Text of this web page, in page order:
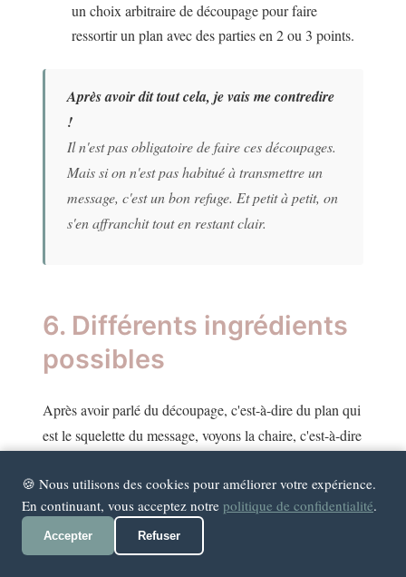
un choix arbitraire de découpage pour faire
ressortir un plan avec des parties en 2 ou 3 points.
Après avoir dit tout cela, je vais me contredire
!
Il n'est pas obligatoire de faire ces découpages.
Mais si on n'est pas habitué à transmettre un
message, c'est un bon refuge. Et petit à petit, on
s'en affranchit tout en restant clair.
6. Différents ingrédients
possibles
Après avoir parlé du découpage, c'est-à-dire du plan qui
est le squelette du message, voyons la chaire, c'est-à-dire
La proposition est la cible, mais pour le développer, il
faut bien mettre du contenu !
🍪 Nous utilisons des cookies pour améliorer votre expérience.
En continuant, vous acceptez notre politique de confidentialité.
Accepter Refuser